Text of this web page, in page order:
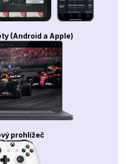
(Android a Apple)
prohlížeč